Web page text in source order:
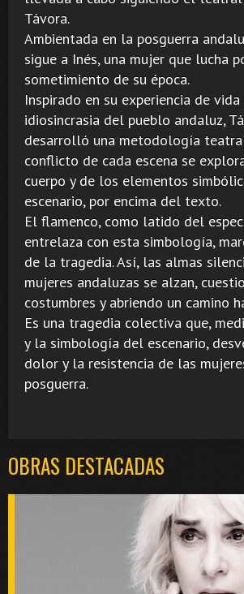
Távora.
Ambientada en la posguerra
sigue a Inés, una mujer que lucha
sometimiento de su época.
Inspirado en su experiencia de
idiosincrasia del pueblo andaluz,
desarrolló una metodología
conflicto de cada escena se
cuerpo y de los elementos
escenario, por encima del texto.
El flamenco, como latido del
entrelaza con esta simbología,
de la tragedia. Así, las almas
mujeres andaluzas se alzan,
costumbres y abriendo un camino
Es una tragedia colectiva que,
y la simbología del escenario,
dolor y la resistencia de las
posguerra.
OBRAS DESTACADAS